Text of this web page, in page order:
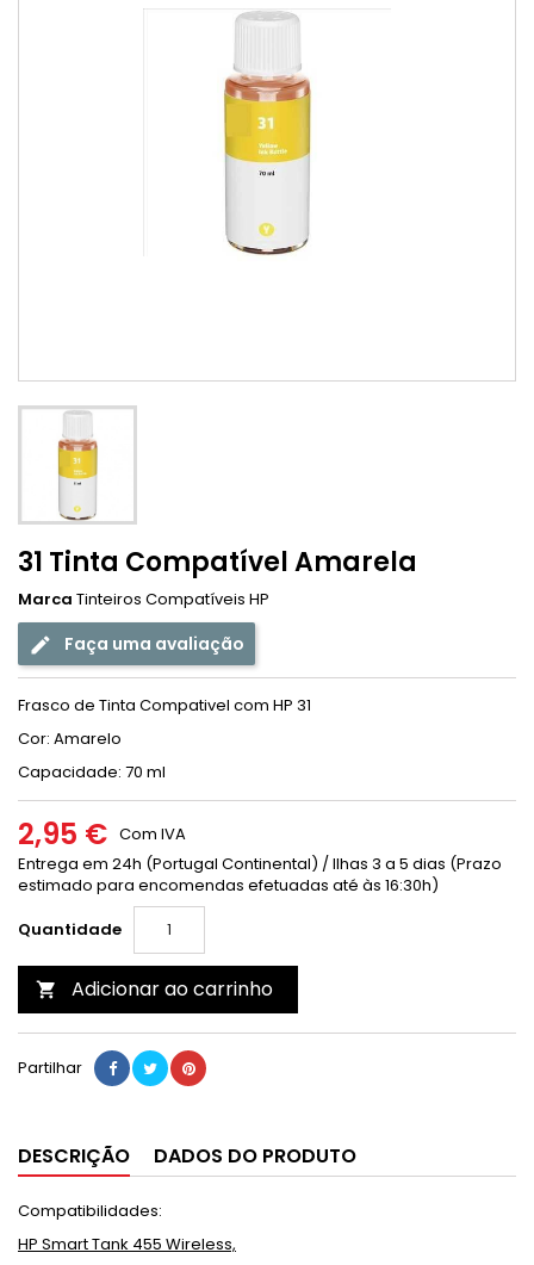
31 Tinta Compatível Amarela
Marca Tinteiros Compatíveis HP
Faça uma avaliação
Frasco de Tinta Compativel com HP 31
Cor: Amarelo
Capacidade: 70 ml
2,95 € Com IVA
Entrega em 24h (Portugal Continental) / Ilhas 3 a 5 dias (Prazo
estimado para encomendas efetuadas até às 16:30h)
Quantidade
 Adicionar ao carrinho
Partilhar
DESCRIÇÃO DADOS DO PRODUTO
Compatibilidades:
HP Smart Tank 455 Wireless,